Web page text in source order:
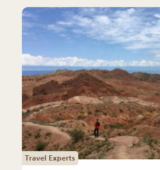
Travel Experts